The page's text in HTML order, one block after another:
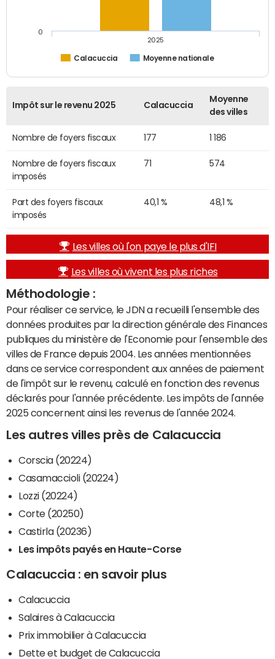
Calacuccia Moyenne nationale
2025
0
Impôt sur le revenu 2025 Calacuccia
Moyenne
des villes
Nombre de foyers fiscaux 177 1 186
Nombre de foyers fiscaux
imposés
71 574
Part des foyers fiscaux
imposés
40,1 % 48,1 %
Les villes où l'on paye le plus d'IFI
Les villes où vivent les plus riches
Méthodologie :
Pour réaliser ce service, le JDN a recueilli l'ensemble des
données produites par la direction générale des Finances
publiques du ministère de l'Economie pour l'ensemble des
villes de France depuis 2004. Les années mentionnées
dans ce service correspondent aux années de paiement
de l'impôt sur le revenu, calculé en fonction des revenus
déclarés pour l'année précédente. Les impôts de l'année
2025 concernent ainsi les revenus de l'année 2024.
Les autres villes près de Calacuccia
Corscia (20224)
Casamaccioli (20224)
Lozzi (20224)
Corte (20250)
Castirla (20236)
Les impôts payés en Haute-Corse
Calacuccia : en savoir plus
Calacuccia
Salaires à Calacuccia
Prix immobilier à Calacuccia
Dette et budget de Calacuccia